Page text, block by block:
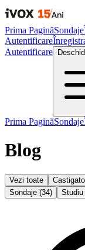
Prima PaginăSondaje
Autentificare
Autentificare
Prima PaginăSondaje
Blog
Vezi toate
Sondaje (34) Studiu